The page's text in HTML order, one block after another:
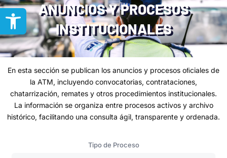
ANUNCIOS Y PROCESOS
INSTITUCIONALES
En esta sección se publican los anuncios y procesos oﬁciales de
la ATM, incluyendo convocatorias, contrataciones,
chatarrización, remates y otros procedimientos institucionales.
La información se organiza entre procesos activos y archivo
histórico, facilitando una consulta ágil, transparente y ordenada.
Tipo de Proceso
Abrir barra de herramientas